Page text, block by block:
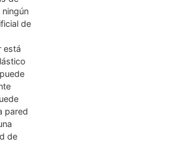
de
está
pared
de